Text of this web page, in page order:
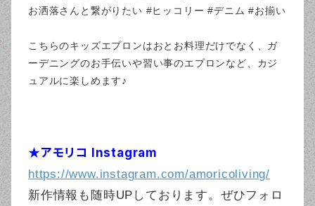
お洒落さんと繋がりたい #ヒッコリー #デニム #お揃い
こちらのキッズエプロンはおとお料理だけでなく、ガ
ーデニングのお手伝いや習い事のエプロンなど、カジ
ュアルに楽しめます♪
★アモリコ Instagram
https://www.instagram.com/amoricoliving/
新作情報も随時UPしております。ぜひフォロ